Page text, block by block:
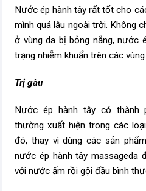
Nước ép hành tây rất tốt cho
mình quá lâu ngoài trời. Không
ở vùng da bị bỏng nắng, nước
trạng nhiễm khuẩn trên các vùng
Trị gàu
Nước ép hành tây có thành
thường xuất hiện trong các
đó, thay vì dùng các sản
nước ép hành tây massageda
với nước ấm rồi gội đầu bình